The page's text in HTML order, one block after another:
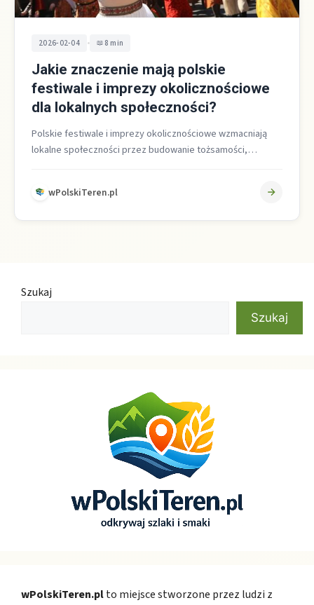
2026-02-04 • 8 min
Jakie znaczenie mają polskie
festiwale i imprezy okolicznościowe
dla lokalnych społeczności?
Polskie festiwale i imprezy okolicznościowe wzmacniają
lokalne społeczności przez budowanie tożsamości,
wPolskiTeren.pl
Szukaj
Szukaj
wPolskiTeren.plto miejsce stworzone przez ludzi z